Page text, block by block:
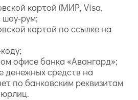
картой (МИР, Visa,
шоу-рум;
картой по ссылке на
офисе банка «Авангард»;
денежных средств на
по банковским реквизитам